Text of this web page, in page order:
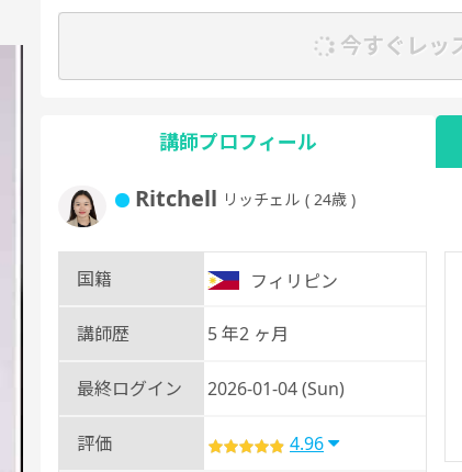
今すぐレッ
講師プロフィール
Ritchell リッチェル ( 24歳 )
国籍 フィリピン
講師歴 5 年2 ヶ月
最終ログイン 2026-01-04 (Sun)
評価 4.96